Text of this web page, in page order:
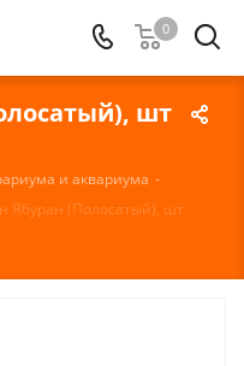
0
шт
и аквариума -
Ябуран (Полосатый), шт